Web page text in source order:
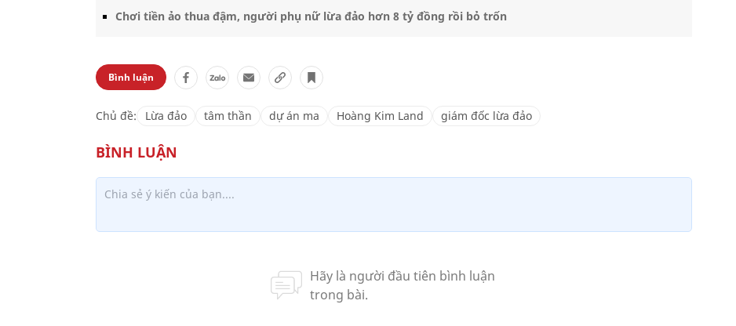
Chơi tiền ảo thua đậm, người phụ nữ lừa đảo hơn 8 tỷ đồng rồi bỏ trốn
Bình luận
Chủ đề: Lừa đảo tâm thần dự án ma Hoàng Kim Land giám đốc lừa đảo